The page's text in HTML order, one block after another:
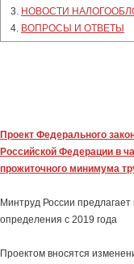
НОВОСТИ
ВОПРОСЫ И ОТВЕТЫ
Проект Федерального
Российской Федерации в
прожиточного минимума
Минтруд России
определения с 2019 года
Проектом вносятся